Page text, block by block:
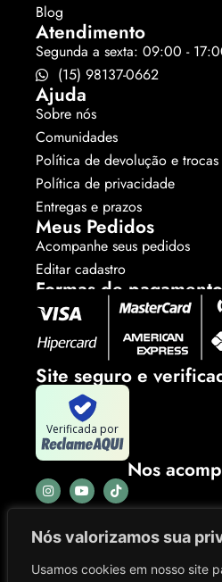
Nós valorizamos sua
Usamos cookies em nosso site
Blog
Atendimento
Segunda a sexta: 09:00 -
(15) 98137-0662
Ajuda
Sobre nós
Comunidades
Política de devolução e trocas
Política de privacidade
Entregas e prazos
Meus Pedidos
Acompanhe seus pedidos
Editar cadastro
Formas de pagamento
Site seguro e
Verificada por
Nos